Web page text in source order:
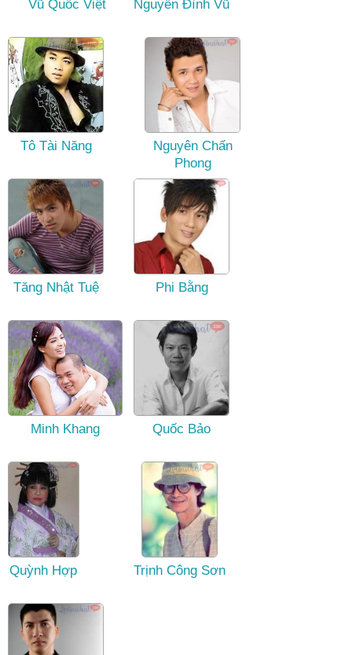
Vũ Quốc Việt Nguyễn Đình Vũ
Tô Tài Năng
Nguyên Chấn
Phong
Tăng Nhật Tuệ Phi Bằng
Minh Khang Quốc Bảo
Quỳnh Hợp Trịnh Công Sơn